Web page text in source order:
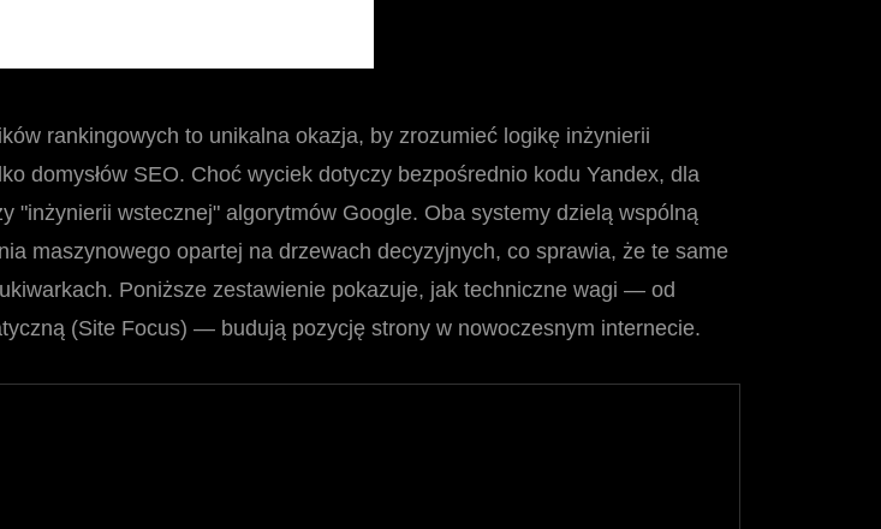
rankingowych to unikalna okazja, by zrozumieć logikę inżynierii
domysłów SEO. Choć wyciek dotyczy bezpośrednio kodu Yandex, dla
"inżynierii wstecznej" algorytmów Google. Oba systemy dzielą wspólną
maszynowego opartej na drzewach decyzyjnych, co sprawia, że te same
Poniższe zestawienie pokazuje, jak techniczne wagi — od
(Site Focus) — budują pozycję strony w nowoczesnym internecie.